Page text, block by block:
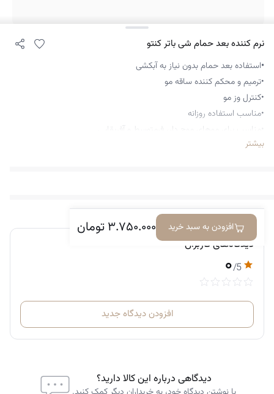
نرم کننده بعد حمام شی باتر کنتو
•استفاده بعد حمام بدون نیاز به آبکشی
•ترمیم و محکم کننده ساقه مو
•کنترل وز مو
•مناسب استفاده روزانه
•مناسب برای موهای موج دار، فرمتوسط و آفریقایی
•مناسب برای مو با منافذ باز
•ساخت کشور: آمریکا
بیشتر
۳.۷۵۰.۰۰۰تومان افزودن به سبد خرید
دیدگاه‌های کاربران
۰/5
افزودن دیدگاه جدید
دیدگاهی درباره این کالا دارید؟